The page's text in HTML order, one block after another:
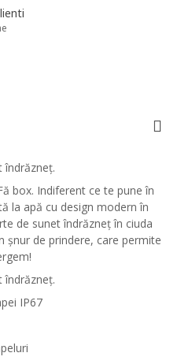
îndrăzneţ.
box. Indiferent ce te pune în
la apă cu design modern în
de sunet îndrăzneţ în ciuda
şnur de prindere, care permite
îndrăzneţ.
IP67